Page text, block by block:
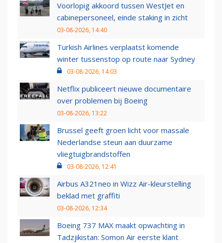
Voorlopig akkoord tussen WestJet en
cabinepersoneel, einde staking in zicht
03-08-2026, 14:40
Turkish Airlines verplaatst komende
winter tussenstop op route naar Sydney
03-08-2026, 14:03
Netflix publiceert nieuwe documentaire
over problemen bij Boeing
03-08-2026, 13:22
Brussel geeft groen licht voor massale
Nederlandse steun aan duurzame
vliegtuigbrandstoffen
03-08-2026, 12:41
Airbus A321neo in Wizz Air-kleurstelling
beklad met graffiti
03-08-2026, 12:34
Boeing 737 MAX maakt opwachting in
Tadzjikistan: Somon Air eerste klant